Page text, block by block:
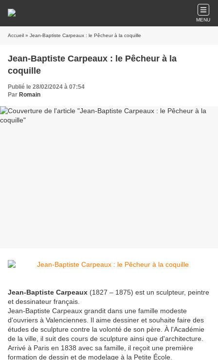
MENU
Accueil » Jean-Baptiste Carpeaux : le Pêcheur à la coquille
Jean-Baptiste Carpeaux : le Pêcheur à la
coquille
Publié le 28/02/2024 à 07:54
Par Romain
Jean-Baptiste Carpeaux (1827 – 1875) est un sculpteur, peintre
et dessinateur français.
Jean-Baptiste Carpeaux grandit dans une famille modeste
d'ouvriers à Valenciennes. Il aime dessiner et souhaite faire des
études de sculpture contre la volonté de son père. À l'Académie
de la ville, il suit des cours de sculpture ainsi que d'architecture.
Arrivé à Paris en 1838 avec sa famille, il reçoit une première
formation de dessin et de modelage à la Petite École.